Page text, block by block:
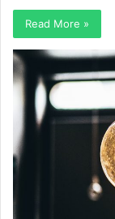
Read More »